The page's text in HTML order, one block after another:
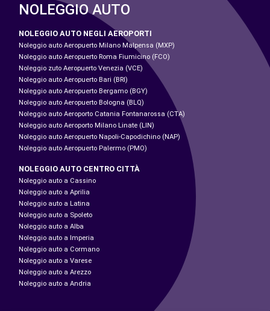
NOLEGGIO AUTO
NOLEGGIO AUTO NEGLI AEROPORTI
Noleggio auto Aeropuerto Milano Malpensa (MXP)
Noleggio auto Aeropuerto Roma Fiumicino (FCO)
Noleggio zuto Aeropuerto Venezia (VCE)
Noleggio auto Aeropuerto Bari (BRI)
Noleggio auto Aeropuerto Bergamo (BGY)
Noleggio auto Aeropuerto Bologna (BLQ)
Noleggio auto Aeroporto Catania Fontanarossa (CTA)
Noleggio auto Aeroporto Milano Linate (LIN)
Noleggio auto Aeropuerto Napoli-Capodichino (NAP)
Noleggio auto Aeropuerto Palermo (PMO)
NOLEGGIO AUTO CENTRO CITTÀ
Noleggio auto a Cassino
Noleggio auto a Aprilia
Noleggio auto a Latina
Noleggio auto a Spoleto
Noleggio auto a Alba
Noleggio auto a Imperia
Noleggio auto a Cormano
Noleggio auto a Varese
Noleggio auto a Arezzo
Noleggio auto a Andria